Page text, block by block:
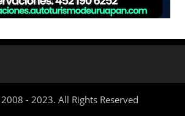
- 2023. All Rights Reserved